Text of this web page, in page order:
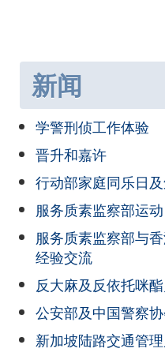
新闻
学警刑侦工作体验
晋升和嘉许
行动部家庭同乐日
服务质素监察部运
服务质素监察部与
经验交流
反大麻及反依托咪酯
公安部及中国警察
新加坡陆路交通管